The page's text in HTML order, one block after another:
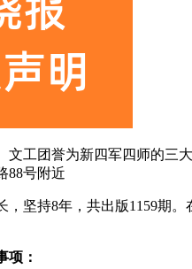
文工团誉为新四军四师的三
88号附近
，坚持8年，共出版1159期
项：